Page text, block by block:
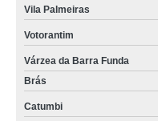
Vila Palmeiras
Votorantim
Várzea da Barra Funda
Brás
Catumbi